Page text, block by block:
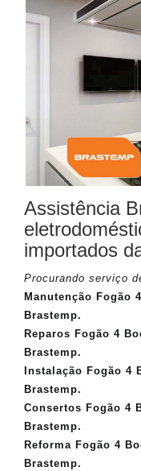
Assistência
importados
Procurando serviço
Manutenção Fogão
Brastemp.
Reparos Fogão 4
Brastemp.
Instalação Fogão 4
Brastemp.
Consertos Fogão 4
Brastemp.
Reforma Fogão 4
Brastemp.